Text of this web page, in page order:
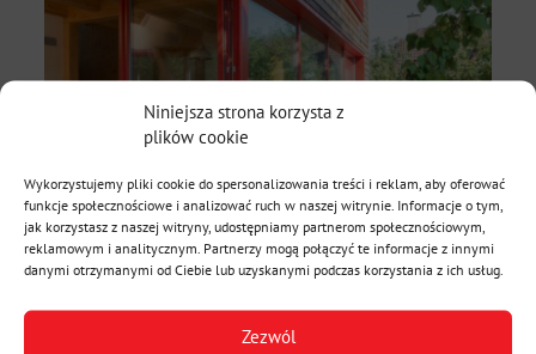
Niniejsza strona korzysta z
plików cookie
Wykorzystujemy pliki cookie do spersonalizowania treści i reklam, aby oferować
funkcje społecznościowe i analizować ruch w naszej witrynie. Informacje o tym,
jak korzystasz z naszej witryny, udostępniamy partnerom społecznościowym,
reklamowym i analitycznym. Partnerzy mogą połączyć te informacje z innymi
danymi otrzymanymi od Ciebie lub uzyskanymi podczas korzystania z ich usług.
Zezwól